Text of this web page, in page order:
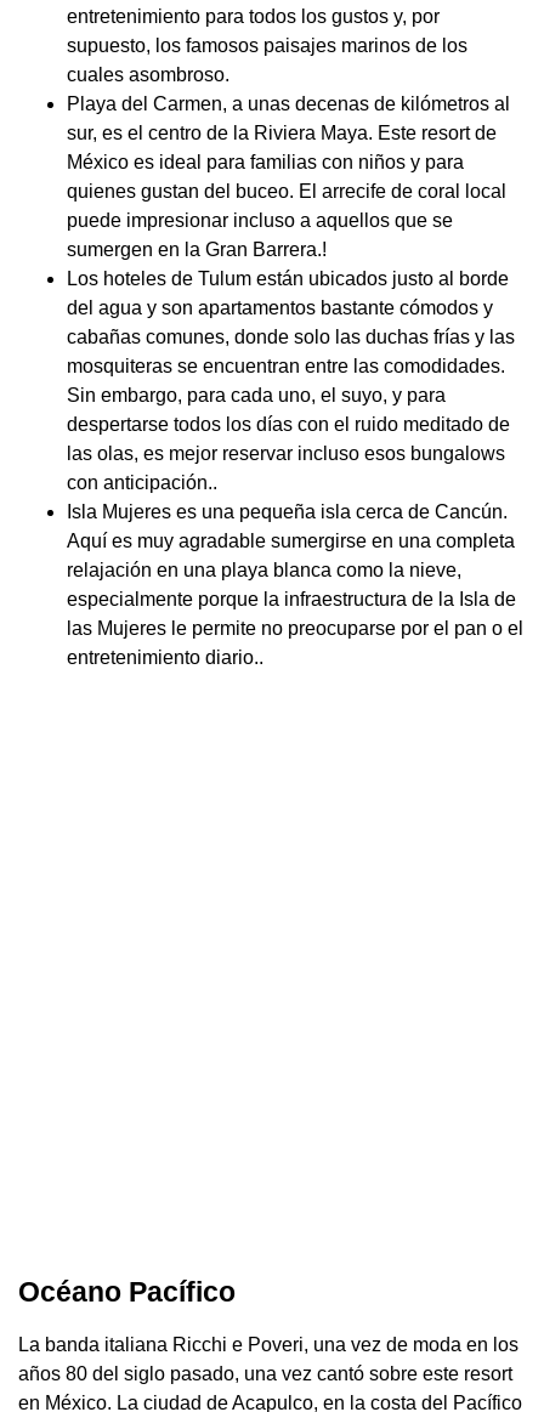
entretenimiento para todos los gustos y, por
supuesto, los famosos paisajes marinos de los
cuales asombroso.
Playa del Carmen, a unas decenas de kilómetros al
sur, es el centro de la Riviera Maya. Este resort de
México es ideal para familias con niños y para
quienes gustan del buceo. El arrecife de coral local
puede impresionar incluso a aquellos que se
sumergen en la Gran Barrera.!
Los hoteles de Tulum están ubicados justo al borde
del agua y son apartamentos bastante cómodos y
cabañas comunes, donde solo las duchas frías y las
mosquiteras se encuentran entre las comodidades.
Sin embargo, para cada uno, el suyo, y para
despertarse todos los días con el ruido meditado de
las olas, es mejor reservar incluso esos bungalows
con anticipación..
Isla Mujeres es una pequeña isla cerca de Cancún.
Aquí es muy agradable sumergirse en una completa
relajación en una playa blanca como la nieve,
especialmente porque la infraestructura de la Isla de
las Mujeres le permite no preocuparse por el pan o el
entretenimiento diario..
Océano Pacífico
La banda italiana Ricchi e Poveri, una vez de moda en los
años 80 del siglo pasado, una vez cantó sobre este resort
en México. La ciudad de Acapulco, en la costa del Pacífico